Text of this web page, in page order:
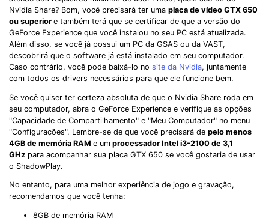
Nvidia Share? Bom, você precisará ter uma placa de vídeo GTX 650
ou superior e também terá que se certificar de que a versão do
GeForce Experience que você instalou no seu PC está atualizada.
Além disso, se você já possui um PC da GSAS ou da VAST,
descobrirá que o software já está instalado em seu computador.
Caso contrário, você pode baixá-lo no site da Nvidia, juntamente
com todos os drivers necessários para que ele funcione bem.
Se você quiser ter certeza absoluta de que o Nvidia Share roda em
seu computador, abra o GeForce Experience e verifique as opções
"Capacidade de Compartilhamento" e "Meu Computador" no menu
"Configurações". Lembre-se de que você precisará de pelo menos
4GB de memória RAM e um processador Intel i3-2100 de 3,1
GHz para acompanhar sua placa GTX 650 se você gostaria de usar
o ShadowPlay.
No entanto, para uma melhor experiência de jogo e gravação,
recomendamos que você tenha:
8GB de memória RAM